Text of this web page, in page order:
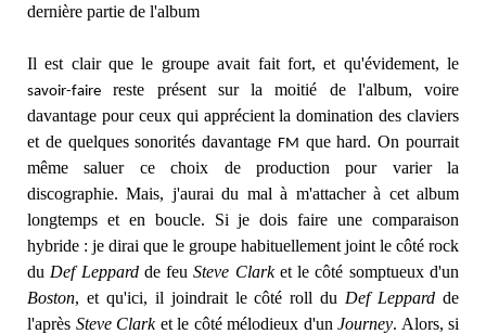
dernière partie de l'album
Il est clair que le groupe avait fait fort, et qu'évidement, le
savoir-faire reste présent sur la moitié de l'album, voire
davantage pour ceux qui apprécient la domination des claviers
et de quelques sonorités davantage FM que hard. On pourrait
même saluer ce choix de production pour varier la
discographie. Mais, j'aurai du mal à m'attacher à cet album
longtemps et en boucle. Si je dois faire une comparaison
hybride : je dirai que le groupe habituellement joint le côté rock
du Def Leppardde feuSteve Clarket le côté somptueux d'un
Boston, et qu'ici, il joindrait le côté roll du Def Leppard de
l'après Steve Clarket le côté mélodieux d'un Journey. Alors, si